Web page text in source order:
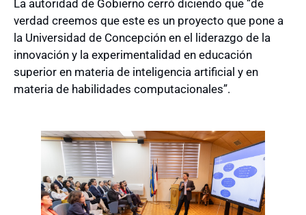
La autoridad de Gobierno cerró diciendo que “de
verdad creemos que este es un proyecto que pone a
la Universidad de Concepción en el liderazgo de la
innovación y la experimentalidad en educación
superior en materia de inteligencia artificial y en
materia de habilidades computacionales”.